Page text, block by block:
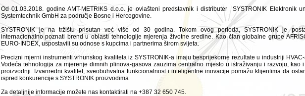
Od 01.03.2018. godine AMT-METRIKS d.o.o. je ovlašteni predstavnik i distributer SYSTRONIK Elektronik
Systemtechnik GmbH za područje Bosne i Hercegovine.
SYSTRONIK je na tržištu prisutan već više od 30 godina. Tokom ovog perioda, SYSTRONIK je
internacionalno poznati brend u oblasti tehnologije mjerenja životne sredine. Kao član globalne grupe
EURO-INDEX, uspostavili su odnose s kupcima i partnerima širom svijeta.
Precizni mjerni instrumenti vrhunskog kvaliteta iz SYSTRONIK-a imaju besprijekorne rezultate u industriji
Vodeća tehnologija za mjerenje dimnih plinova-gasova zauzima centralno mjesto u istraživanju i razvoju, kao
proizvodnji. Izvanredni kvalitet, sveobuhvatna funkcionalnost i inteligentne inovacije pomažu klijentima da
ispred konkurencije s SYSTRONIK proizvodima
Za detaljnije informacije možete nas kontaktirati na +387 32 650 745.